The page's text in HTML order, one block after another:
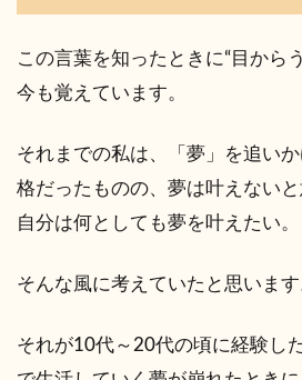
この言葉を知ったときに“目から
今も覚えています。
それまでの私は、「夢」を追い
格だったものの、夢は叶えないと
自分は何としても夢を叶えたい。
そんな風に考えていたと思います
それが10代～20代の頃に経験し